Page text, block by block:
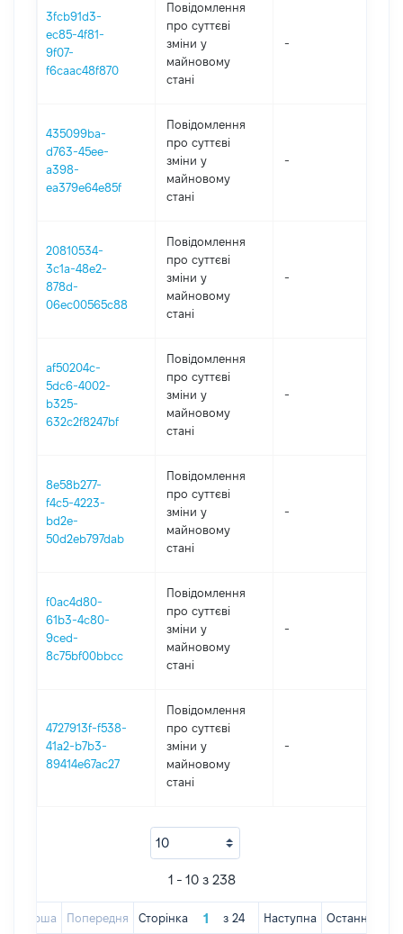
3fcb91d3-
ec85-4f81-
9f07-
f6caac48f870
Повідомлення
про суттєві
зміни y
майновому
стані
-
435099ba-
d763-45ee-
a398-
ea379e64e85f
Повідомлення
про суттєві
зміни y
майновому
стані
-
20810534-
3c1a-48e2-
878d-
06ec00565c88
Повідомлення
про суттєві
зміни y
майновому
стані
-
af50204c-
5dc6-4002-
b325-
632c2f8247bf
Повідомлення
про суттєві
зміни y
майновому
стані
-
8e58b277-
f4c5-4223-
bd2e-
50d2eb797dab
Повідомлення
про суттєві
зміни y
майновому
стані
-
f0ac4d80-
61b3-4c80-
9ced-
8c75bf00bbcc
Повідомлення
про суттєві
зміни y
майновому
стані
-
4727913f-f538-
41a2-b7b3-
89414e67ac27
Повідомлення
про суттєві
зміни y
майновому
стані
-
1 - 10 з 238
Перша Попередня Сторінка з 24 Наступна Остання